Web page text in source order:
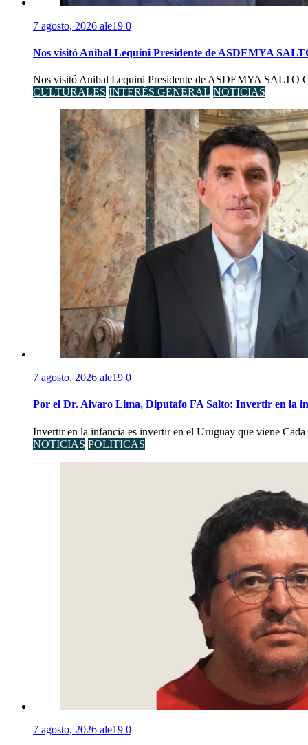
7 agosto, 2026 ale19 0
Nos visitó Anibal Lequini Presidente de ASDEMYA
Nos visitó Anibal Lequini Presidente de ASDEMYA SALTO
CULTURALES INTERÉS GENERAL NOTICIAS
7 agosto, 2026 ale19 0
Por el Dr. Alvaro Lima, Diputafo FA Salto: Invertir en la
Invertir en la infancia es invertir en el Uruguay que viene
NOTICIAS POLITICAS
7 agosto, 2026 ale19 0